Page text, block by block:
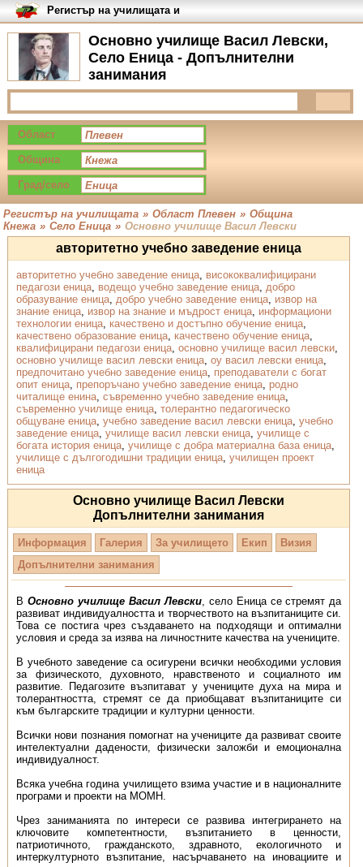
Основно училище Васил Левски,
Село Еница - Допълнителни
занимания
Регистър на училищата и
университетите в България
Област
Община
Град/село
Регистър на училищата » Област Плевен » Община
Кнежа » Село Еница » Основно училище Васил Левски
авторитетно учебно заведение еница
авторитетно учебно заведение еница, висококвалифицирани
педагози еница, водещо учебно заведение еница, добро
образувание еница, добро учебно заведение еница, извор на
знание еница, извор на знание и мъдрост еница, информациони
технологии еница, качествено и достъпно обучение еница,
качествено образование еница, качествено обучение еница,
квалифицирани педагози еница, основно училище васил левски,
основно училище васил левски еница, оу васил левски еница,
предпочитано учебно заведение еница, преподаватели с богат
опит еница, препоръчано учебно заведение еница, родно
читалище енина, съвременно учебно заведение еница,
съвременно училище еница, толерантно педагогическо
общуване еница, учебно заведение васил левски еница, учебно
заведение еница, училище васил левски еница, училище с
богата история еница, училище с добра материална база еница,
училище с дългогодишни традиции еница, училищен проект
еница
Основно училище Васил Левски
Допълнителни занимания
Информация Галерия За училището Екип
Визия
Допълнителни занимания
В Основно училище Васил Левски, село Еница се стремят да
развиват индивидуалността и творчеството на възпитаниците си.
Това се постига чрез създаването на подходящи и оптимални
условия и среда за изява на личностните качества на учениците.
В учебното заведение са осигурени всички необходими условия
за физическото, духовното, нравственото и социалното им
развитие. Педагозите възпитават у учениците духа на мира и
толерантността, стремят се да приобщават възпитаниците си
към българските традиции и културни ценности.
Всички нови познания помогнат на учениците да развиват своите
интелектуални дадености, физически заложби и емоционална
индивидуалност.
Всяка учебна година училището взима участие и в националните
програми и проекти на МОМН.
Чрез заниманията по интереси се развива интегрирането на
ключовите компетентности, възпитанието в ценности,
патриотичното, гражданското, здравното, екологичното и
интеркултурното възпитание, насърчаването на иновациите и